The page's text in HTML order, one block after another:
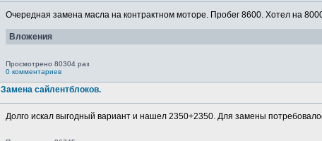
Очередная замена масла на контрактном моторе. Пробег 8600. Хотел на
Вложения
Просмотрено 80304 раз
0 комментариев
Замена сайлентблоков.
Долго искал выгодный вариант и нашел 2350+2350. Для замены